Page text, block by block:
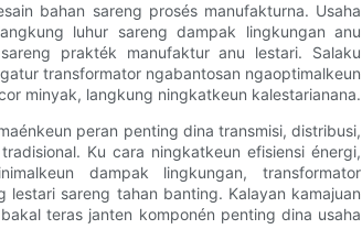
bahan sareng prosés manufakturna. Usaha
luhur sareng dampak lingkungan anu
prakték manufaktur anu lestari. Salaku
transformator ngabantosan ngaoptimalkeun
minyak, langkung ningkatkeun kalestarianana.
peran penting dina transmisi, distribusi,
Ku cara ningkatkeun efisiensi énergi,
dampak lingkungan, transformator
sareng tahan banting. Kalayan kamajuan
teras janten komponén penting dina usaha